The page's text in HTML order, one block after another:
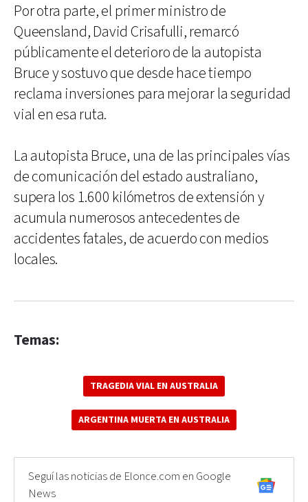
Por otra parte, el primer ministro de
Queensland, David Crisafulli, remarcó
públicamente el deterioro de la autopista
Bruce y sostuvo que desde hace tiempo
reclama inversiones para mejorar la seguridad
vial en esa ruta.
La autopista Bruce, una de las principales vías
de comunicación del estado australiano,
supera los 1.600 kilómetros de extensión y
acumula numerosos antecedentes de
accidentes fatales, de acuerdo con medios
locales.
Temas:
TRAGEDIA VIAL EN AUSTRALIA
ARGENTINA MUERTA EN AUSTRALIA
Seguí las noticias de Elonce.com en Google
News